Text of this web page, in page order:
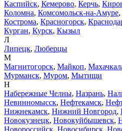
Каспийск, Кемерово, Керчь,
Коломна, Комсомольск-на-Амуре,
Кострома, Красногорск,
Курган, Курск, Кызыл
Л
Липецк, Люберцы
М
Магнитогорск, Майкоп,
Мурманск, Муром, Мытищи
Н
Набережные Челны, Назрань,
Невинномысск, Нефтекамск,
Нижнекамск, Нижний Новгород,
Новокузнецк, Новокуйбышевск,